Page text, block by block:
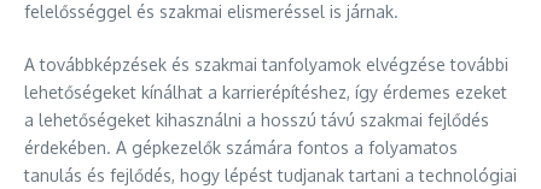
felelősséggel és szakmai elismeréssel is járnak.
A továbbképzések és szakmai tanfolyamok elvégzése további
lehetőségeket kínálhat a karrierépítéshez, így érdemes ezeket
a lehetőségeket kihasználni a hosszú távú szakmai fejlődés
érdekében. A gépkezelők számára fontos a folyamatos
tanulás és fejlődés, hogy lépést tudjanak tartani a technológiai